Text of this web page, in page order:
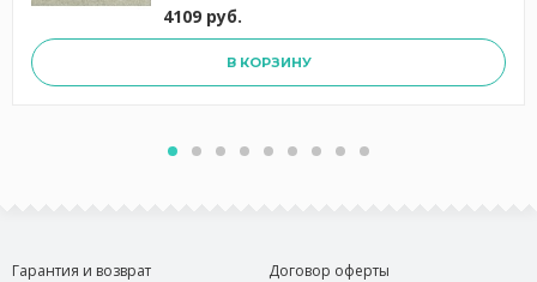
4109 руб.
В КОРЗИНУ
Гарантия и возврат
Договор оферты